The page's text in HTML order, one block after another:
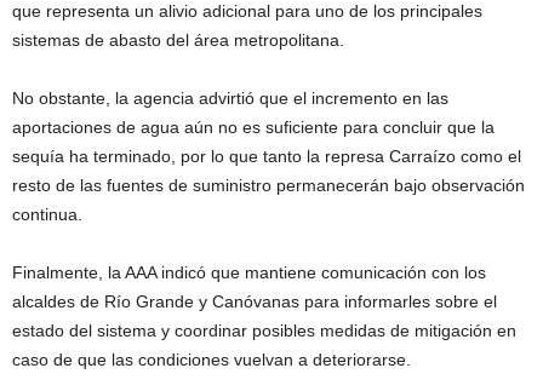
que representa un alivio adicional para uno de los principales
sistemas de abasto del área metropolitana.
No obstante, la agencia advirtió que el incremento en las
aportaciones de agua aún no es suficiente para concluir que la
sequía ha terminado, por lo que tanto la represa Carraízo como el
resto de las fuentes de suministro permanecerán bajo observación
continua.
Finalmente, la AAA indicó que mantiene comunicación con los
alcaldes de Río Grande y Canóvanas para informarles sobre el
estado del sistema y coordinar posibles medidas de mitigación en
caso de que las condiciones vuelvan a deteriorarse.